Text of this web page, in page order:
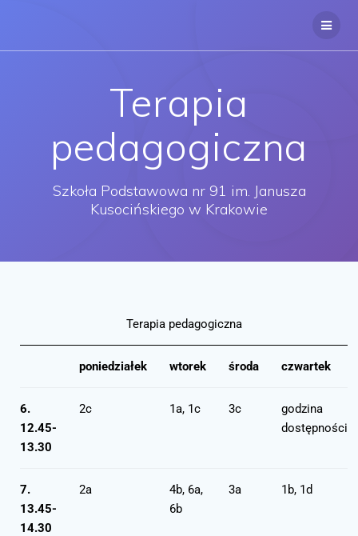
Terapia
pedagogiczna
Szkoła Podstawowa nr 91 im. Janusza
Kusocińskiego w Krakowie
Terapia pedagogiczna
poniedziałek wtorek środa czwartek
6.
12.45-
13.30
2c 1a, 1c 3c
godzina
dostępności
7.
13.45-
14.30
2a
4b, 6a,
6b
3a 1b, 1d